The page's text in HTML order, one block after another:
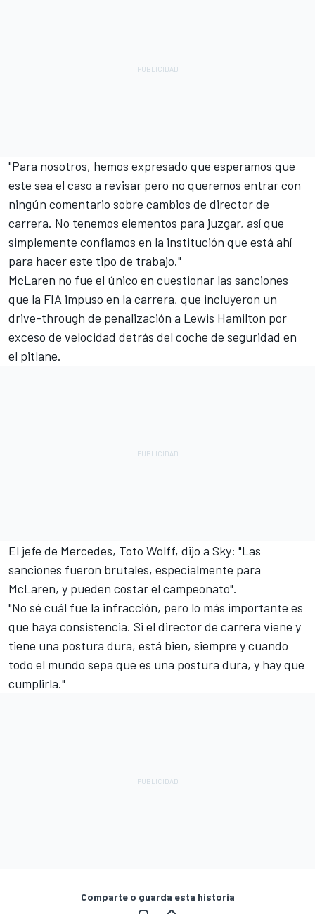
"Para nosotros, hemos expresado que esperamos que
este sea el caso a revisar pero no queremos entrar con
ningún comentario sobre cambios de director de
carrera. No tenemos elementos para juzgar, así que
simplemente confiamos en la institución que está ahí
para hacer este tipo de trabajo."
McLaren no fue el único en cuestionar las sanciones
que la FIA impuso en la carrera, que incluyeron un
drive-through de penalización a Lewis Hamilton por
exceso de velocidad detrás del coche de seguridad en
el pitlane.
El jefe de Mercedes, Toto Wolff, dijo a Sky: "Las
sanciones fueron brutales, especialmente para
McLaren, y pueden costar el campeonato".
"No sé cuál fue la infracción, pero lo más importante es
que haya consistencia. Si el director de carrera viene y
tiene una postura dura, está bien, siempre y cuando
todo el mundo sepa que es una postura dura, y hay que
cumplirla."
Comparte o guarda esta historia